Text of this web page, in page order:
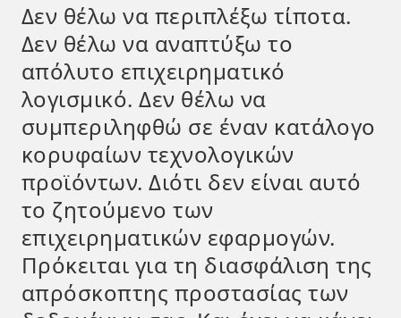
Δεν θέλω να περιπλέξω τίποτα.
Δεν θέλω να αναπτύξω το
απόλυτο επιχειρηματικό
λογισμικό. Δεν θέλω να
συμπεριληφθώ σε έναν κατάλογο
κορυφαίων τεχνολογικών
προϊόντων. Διότι δεν είναι αυτό
το ζητούμενο των
επιχειρηματικών εφαρμογών.
Πρόκειται για τη διασφάλιση της
απρόσκοπτης προστασίας των